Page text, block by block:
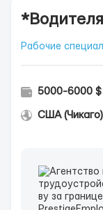
Рабочие
5000-6000
США (Чикаго)